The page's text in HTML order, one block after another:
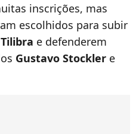
inscrições, mas
escolhidos para subir
e defenderem
Gustavo Stockler e